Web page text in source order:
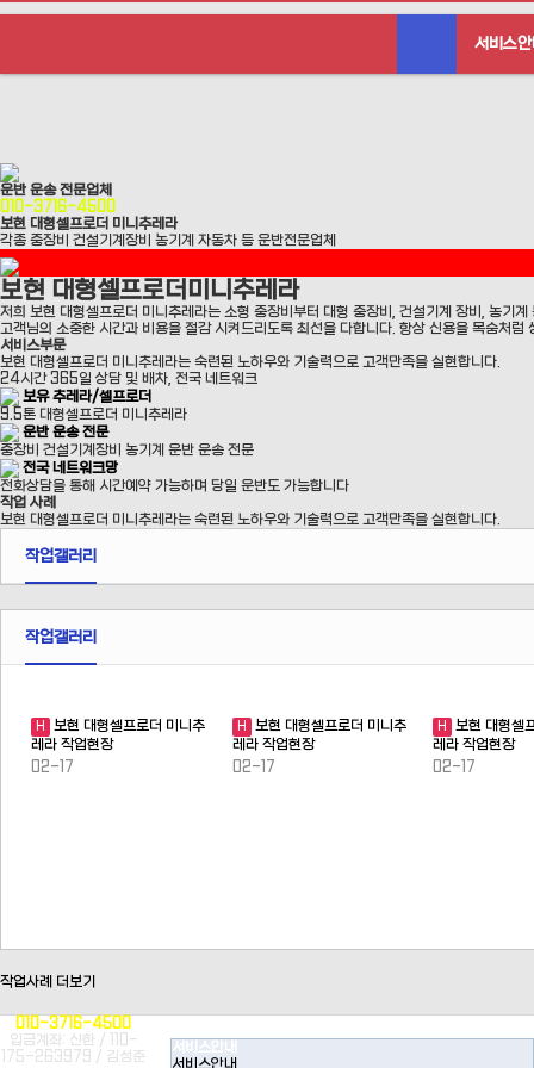
서비스
운반 운송 전문업체
010-3716-4500
보현 대형셀프로더 미니추레라
각종 중장비 건설기계장비 농기계 자동차 등 운반전문업체
보현 대형셀프로더 미니추레라
저희 보현 대형셀프로더 미니추레라는 소형 중장비부터 대형 중장비, 건설기계 장비, 농기
고객님의 소중한 시간과 비용을 절감 시켜드리도록 최선을 다합니다. 항상 신용을 목숨처
서비스부문
보현 대형셀프로더 미니추레라는 숙련된 노하우와 기술력으로 고객만족을 실현합니다.
24시간 365일 상담 및 배차, 전국 네트워크
보유 추레라/셀프로더
9.5톤 대형셀프로더 미니추레라
운반 운송 전문
중장비 건설기계장비 농기계 운반 운송 전문
전국 네트워크망
전화상담을 통해 시간예약 가능하며 당일 운반도 가능합니다
작업 사례
보현 대형셀프로더 미니추레라는 숙련된 노하우와 기술력으로 고객만족을 실현합니다.
작업갤러리
작업갤러리
H
보현 대형셀프로더 미니추
레라 작업현장
02-17
H
보현 대형셀프로더 미니추
레라 작업현장
02-17
H
보현 대형셀
레라 작업현장
02-17
작업사례 더보기
서비스안내
서비스안내
010-3716-4500
입금계좌: 신한 / 110-
175-263979 / 김성준